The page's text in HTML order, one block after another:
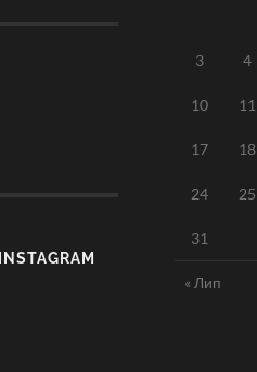
3 4
10 11
17 18
24 25
31
« Лип